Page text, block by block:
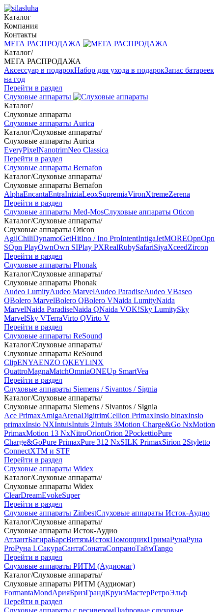
Каталог
Компания
Контакты
МЕГА РАСПРОДАЖА
Каталог/
МЕГА РАСПРОДАЖА
Аксессуар в подарокНабор для ухода в подарокЗапас батареек
на год
Перейти в раздел
Слуховые аппараты
Каталог/
Слуховые аппараты
Слуховые аппараты Aurica
Каталог/Слуховые аппараты/
Слуховые аппараты Aurica
EveryPixelNanotrimNeo Classica
Перейти в раздел
Слуховые аппараты Bernafon
Каталог/Слуховые аппараты/
Слуховые аппараты Bernafon
AlphaEncantaEntraIniziaLeoxSupremiaVironXtremeZerena
Перейти в раздел
Слуховые аппараты Med-MosСлуховые аппараты Oticon
Каталог/Слуховые аппараты/
Слуховые аппараты Oticon
AgilChiliDynamoGetHitIno / Ino ProIntentIntigaJetMOREOpnOpn
SOpn PlayOwnOwn SIPlay PXRealRubySafariSiyaXceedZircon
Перейти в раздел
Слуховые аппараты Phonak
Каталог/Слуховые аппараты/
Слуховые аппараты Phonak
Audeo LumityAudeo MarvelAudeo ParadiseAudeo VBaseo
QBolero MarvelBolero QBolero VNaida LumityNaida
MarvelNaida ParadiseNaida QNaida VOK!Sky LumitySky
MarvelSky VTerraVirto QVirto V
Перейти в раздел
Слуховые аппараты ReSound
Каталог/Слуховые аппараты/
Слуховые аппараты ReSound
ClipENYAENZO QKEYLiNX
QuattroMagnaMatchOmniaONEUp SmartVea
Перейти в раздел
Слуховые аппараты Siemens / Sivantos / Signia
Каталог/Слуховые аппараты/
Слуховые аппараты Siemens / Sivantos / Signia
Ace PrimaxAmigaArenaDigitrimCellion PrimaxInsio binaxInsio
primaxInsio NXIntuisIntuis 2Intuis 3Motion Charge&Go NxMotion
PrimaxMotion 13 NxNitroOrionOrion 2PockettioPure
Charge&GoPure PrimaxPure 312 NxSILK PrimaxSirion 2Styletto
ConnectXTM и STF
Перейти в раздел
Слуховые аппараты Widex
Каталог/Слуховые аппараты/
Слуховые аппараты Widex
ClearDreamEvokeSuper
Перейти в раздел
Слуховые аппараты ZinbestСлуховые аппараты Исток-Аудио
Каталог/Слуховые аппараты/
Слуховые аппараты Исток-Аудио
АтлантБагираБарсВитязьИстокПомощникПримаРунаРуна
ProРуна LСакураСантаСонатаСопраноТаймTango
Перейти в раздел
Слуховые аппараты РИТМ (Аудиомаг)
Каталог/Слуховые аппараты/
Слуховые аппараты РИТМ (Аудиомаг)
FormantaMondАрияБризГрандКруизМастерРетроЭльф
Перейти в раздел
Слуховые аппараты с ресиверомЦифровые слуховые